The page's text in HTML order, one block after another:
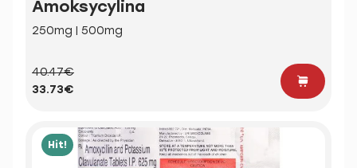
Amoksycylina
250mg | 500mg
40.47€
33.73€
Hit!